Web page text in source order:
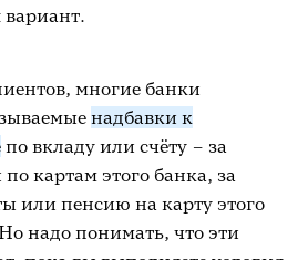
но и на ранее
вклада.
110 471 ₽ (сложный
но на больших суммах
ощутимой.
многие банки
надбавки к
по вкладу или счёту – за
картам этого банка, за
или пенсию на карту этого
надо понимать, что эти